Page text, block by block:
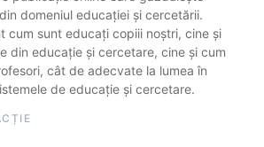
domeniul educației și cercetării.
cum sunt educați copiii noștri, cine și
din educație și cercetare, cine și cum
cât de adecvate la lumea în
de educație și cercetare.